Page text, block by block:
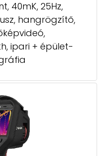
40mK, 25Hz,
hangrögzítő,
ipari + épület-